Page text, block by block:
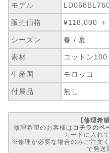
モデル
販売価格 ¥118,000
シーズン 春 / 夏
素材 コットン100
生産国 モロッコ
付属品 無し
【修理希
修理希望のお客様は コチラのペ
カートに入れ
※修理が必要な場合のみご注文
て発送